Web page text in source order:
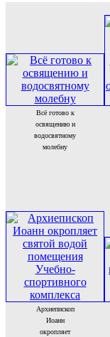
Всё готово к
освящению и
водосвятному
молебну
Архиепископ
Иоанн
окропляет